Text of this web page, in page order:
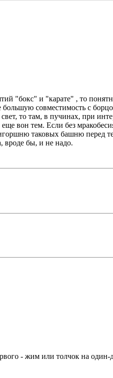
"бокс" и "карате" , то
совместимость с
то там, в пучинах, при
вон тем. Если без
таковых башню перед
вроде бы, и не надо.
- жим или толчок на один-